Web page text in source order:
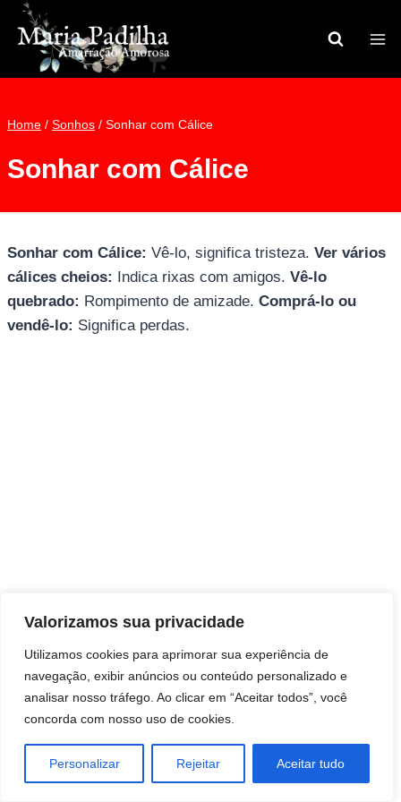
Valorizamos sua privacidade
Utilizamos cookies para aprimorar sua experiência de
navegação, exibir anúncios ou conteúdo personalizado e
analisar nosso tráfego. Ao clicar em “Aceitar todos”, você
concorda com nosso uso de cookies.
Personalizar Rejeitar Aceitar tudo
Pular
para
Conteúdo
Home / Sonhos / Sonhar com Cálice
Sonhar com Cálice
Sonhar com Cálice: Vê-lo, significa tristeza. Ver vários
cálices cheios: Indica rixas com amigos. Vê-lo
quebrado: Rompimento de amizade. Comprá-lo ou
vendê-lo: Significa perdas.
Consultas e trabalhos espirituais
Brasil - Santa Catarina - São José